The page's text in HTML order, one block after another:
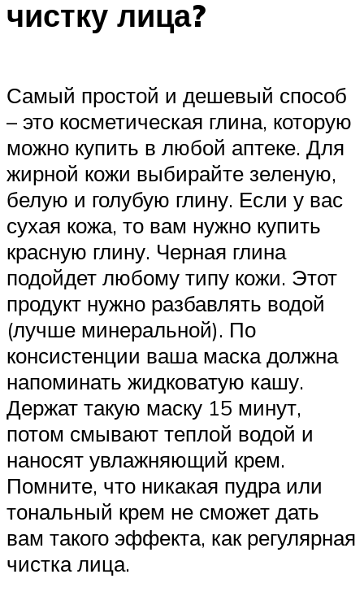
чистку лица?
Самый простой и дешевый способ
– это косметическая глина, которую
можно купить в любой аптеке. Для
жирной кожи выбирайте зеленую,
белую и голубую глину. Если у вас
сухая кожа, то вам нужно купить
красную глину. Черная глина
подойдет любому типу кожи. Этот
продукт нужно разбавлять водой
(лучше минеральной). По
консистенции ваша маска должна
напоминать жидковатую кашу.
Держат такую маску 15 минут,
потом смывают теплой водой и
наносят увлажняющий крем.
Помните, что никакая пудра или
тональный крем не сможет дать
вам такого эффекта, как регулярная
чистка лица.